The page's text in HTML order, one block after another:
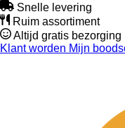
Snelle levering
Ruim assortiment
Altijd gratis bezorging
Klant worden Mijn